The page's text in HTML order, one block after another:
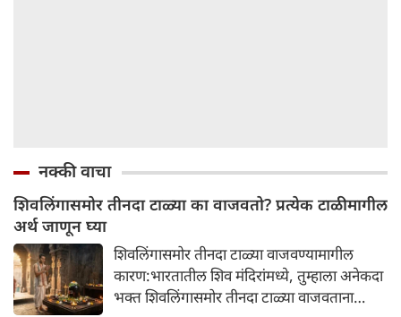
नक्की वाचा
शिवलिंगासमोर तीनदा टाळ्या का वाजवतो? प्रत्येक टाळीमागील
अर्थ जाणून घ्या
शिवलिंगासमोर तीनदा टाळ्या वाजवण्यामागील
कारण:भारतातील शिव मंदिरांमध्ये, तुम्हाला अनेकदा
भक्त शिवलिंगासमोर तीनदा टाळ्या वाजवताना